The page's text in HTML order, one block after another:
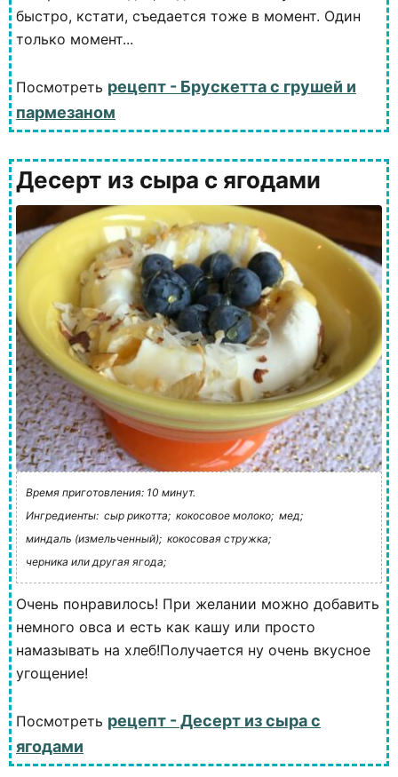
быстро, кстати, съедается тоже в момент. Один
только момент...
Посмотреть рецепт - Брускетта с грушей и
пармезаном
Десерт из сыра с ягодами
Время приготовления: 10 минут.
Ингредиенты: сыр рикотта; кокосовое молоко; мед;
миндаль (измельченный); кокосовая стружка;
черника или другая ягода;
Очень понравилось! При желании можно добавить
немного овса и есть как кашу или просто
намазывать на хлеб!Получается ну очень вкусное
угощение!
Посмотреть рецепт - Десерт из сыра с
ягодами